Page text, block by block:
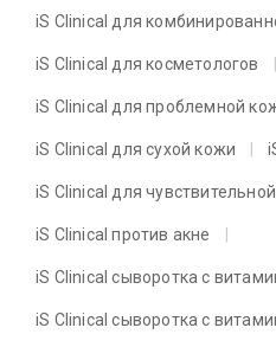
iS Clinical для
iS Clinical для косметологов
iS Clinical для проблемной
iS Clinical для сухой кожи
iS Clinical для
iS Clinical против акне
iS Clinical сыворотка с
iS Clinical сыворотка с